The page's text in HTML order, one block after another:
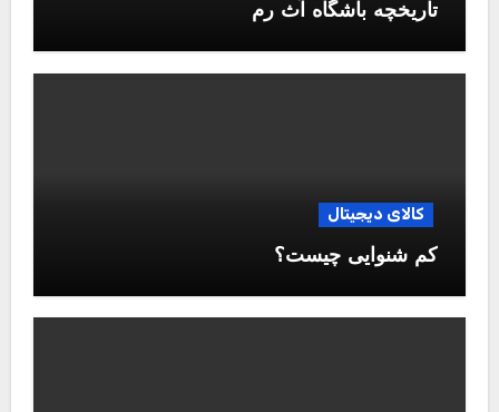
تاریخچه باشگاه آث رم
کالای دیجیتال
کم شنوایی چیست؟